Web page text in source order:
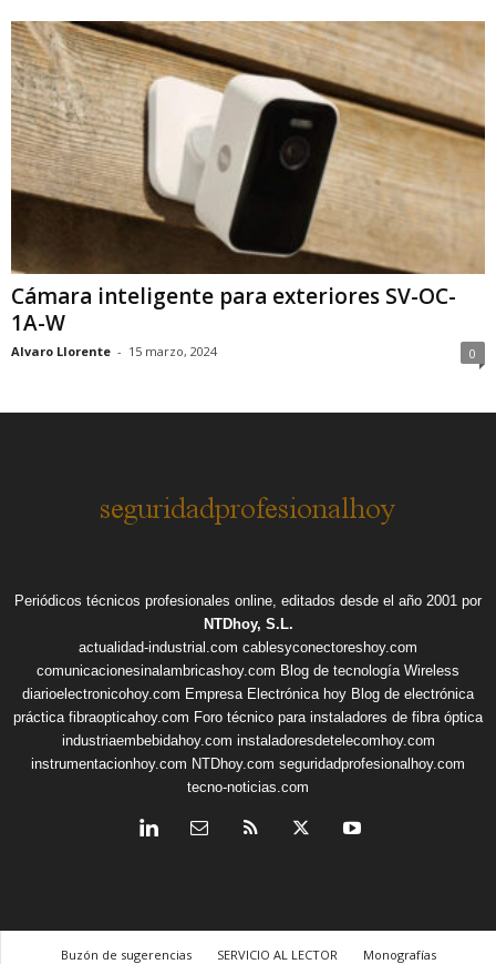
Cámara inteligente para exteriores SV-OC-
1A-W
Alvaro Llorente - 15 marzo, 2024 0
Periódicos técnicos profesionales online, editados desde el año 2001 por
NTDhoy, S.L.
actualidad-industrial.com cablesyconectoreshoy.com
comunicacionesinalambricashoy.com Blog de tecnología Wireless
diarioelectronicohoy.com Empresa Electrónica hoy Blog de electrónica
práctica fibraopticahoy.com Foro técnico para instaladores de fibra óptica
industriaembebidahoy.com instaladoresdetelecomhoy.com
instrumentacionhoy.com NTDhoy.com seguridadprofesionalhoy.com
tecno-noticias.com
Buzón de sugerencias SERVICIO AL LECTOR Monografías